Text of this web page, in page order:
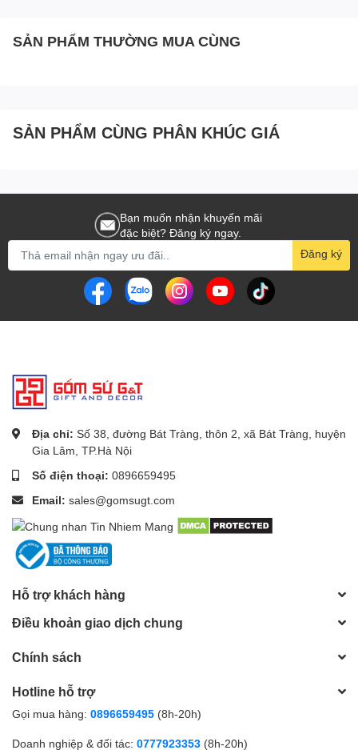
SẢN PHẨM THƯỜNG MUA CÙNG
SẢN PHẨM CÙNG PHÂN KHÚC GIÁ
Bạn muốn nhận khuyến mãi
đặc biệt? Đăng ký ngay.
Đăng ký
Địa chỉ: Số 38, đường Bát Tràng, thôn 2, xã Bát Tràng, huyện
Gia Lâm, TP.Hà Nội
Số điện thoại: 0896659495
Email: sales@gomsugt.com
Hỗ trợ khách hàng
Điều khoản giao dịch chung
Chính sách
Hotline hỗ trợ
Gọi mua hàng: 0896659495 (8h-20h)
Doanh nghiệp & đối tác: 0777923353 (8h-20h)